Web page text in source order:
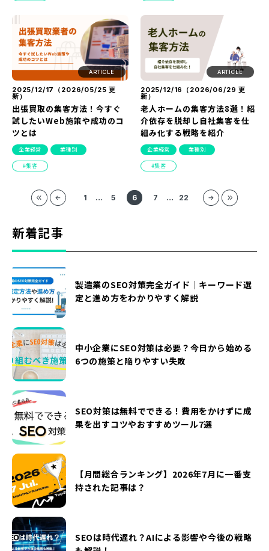
ARTICLE
2025/12/17（ 2026/05/25 更
新）
出張買取の集客方法！今すぐ
試したいWeb施策や成功のコ
ツとは
企業経営 業種別
集客
ARTICLE
2025/12/16（ 2026/06/29 更
新）
老人ホームの集客方法8選！紹
介依存を脱却し自社集客を仕
組み化する戦略を紹介
企業経営 業種別
集客
1 … 5 6 7 … 22
新着記事
製造業のSEO対策完全ガイド｜キーワード選
定と進め方をわかりやすく解説
中小企業にSEO対策は必要？今日から始める
6つの施策と陥りやすい失敗
SEO対策は無料でできる！費用をかけずに成
果を出すコツやおすすめツール7選
【月間総合ランキング】2026年7月に一番支
持された記事は？
SEOは時代遅れ？AIによる影響や今後の戦略